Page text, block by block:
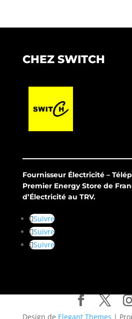
CHEZ SWITCH
Fournisseur Électricité –
Premier Energy Store de
d’Électricité au TRV.
Suivre
Suivre
Suivre
Design de Elegant Themes |